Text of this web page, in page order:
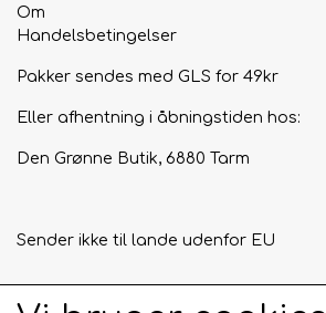
Om
Handelsbetingelser
Pakker sendes med GLS for 49kr
Eller afhentning i åbningstiden hos:
Den Grønne Butik, 6880 Tarm
Sender ikke til lande udenfor EU